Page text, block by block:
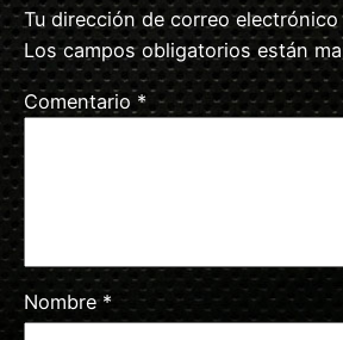
Tu dirección de correo
Los campos obligatorios están
Comentario *
Nombre*